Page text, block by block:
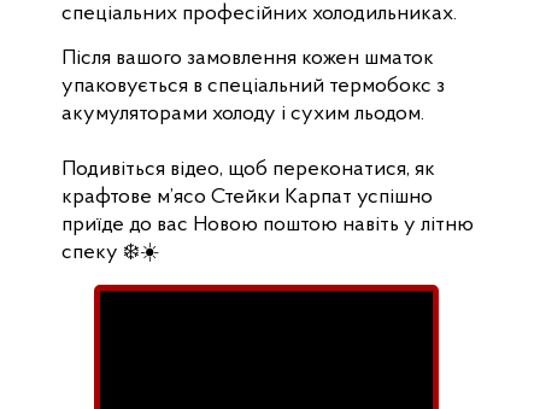
Після вашого замовлення кожен шматок
упаковується в спеціальний термобокс з
акумуляторами холоду і сухим льодом.
Подивіться відео, щоб переконатися, як
крафтове м’ясо Стейки Карпат успішно
приїде до вас Новою поштою навіть у літню
спеку ❄️☀️
спеціальних професійних холодильниках.